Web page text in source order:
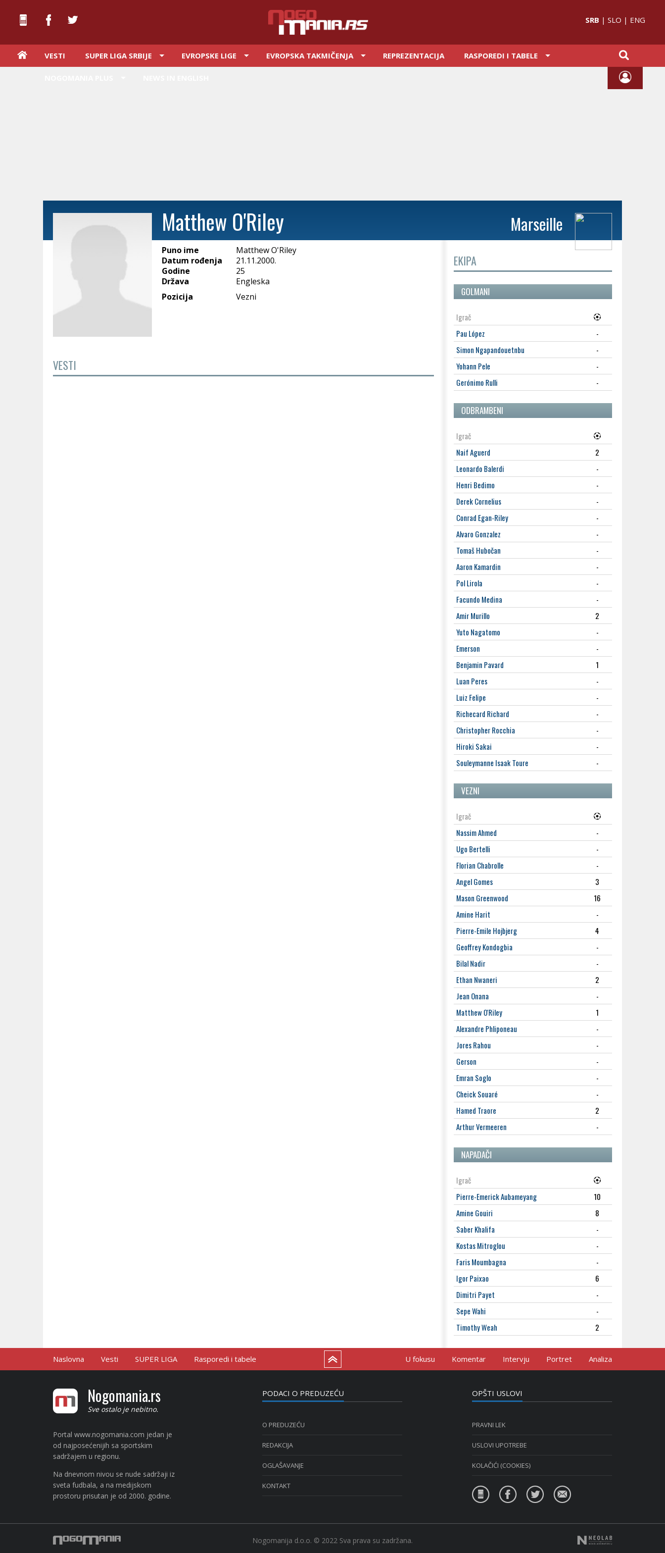
SRB | SLO | ENG
VESTI SUPER LIGA SRBIJE EVROPSKE LIGE EVROPSKA TAKMIČENJA REPREZENTACIJA RASPOREDI I TABELE
EKIPA
GOLMANI
Igrač
Pau López
-
Simon Ngapandouetnbu
-
Yohann Pele
-
Gerónimo Rulli
-
ODBRAMBENI
Igrač
Naif Aguerd
2
Leonardo Balerdi
-
Henri Bedimo
-
Derek Cornelius
-
Conrad Egan-Riley
-
Alvaro Gonzalez
-
Tomaš Hubočan
-
Aaron Kamardin
-
Pol Lirola
-
Facundo Medina
-
Amir Murillo
2
Yuto Nagatomo
-
Emerson
-
Benjamin Pavard
1
Luan Peres
-
Luiz Felipe
-
Richecard Richard
-
Christopher Rocchia
-
Hiroki Sakai
-
Souleymanne Isaak Toure
-
VEZNI
Igrač
Nassim Ahmed
-
Ugo Bertelli
-
Florian Chabrolle
-
Angel Gomes
3
Mason Greenwood
16
Amine Harit
-
Pierre-Emile Hojbjerg
4
Geoffrey Kondogbia
-
Bilal Nadir
-
Ethan Nwaneri
2
Jean Onana
-
Matthew O'Riley
1
Alexandre Phliponeau
-
Jores Rahou
-
Gerson
-
Emran Soglo
-
Cheick Souaré
-
Hamed Traore
2
Arthur Vermeeren
-
NAPADAČI
Igrač
Pierre-Emerick Aubameyang
10
Amine Gouiri
8
Saber Khalifa
-
Kostas Mitroglou
-
Faris Moumbagna
-
Igor Paixao
6
Dimitri Payet
-
Sepe Wahi
-
Timothy Weah
2
Matthew O'Riley Marseille
Puno ime
Matthew O'Riley
Datum rođenja
21.11.2000.
Godine
25
Država
Engleska
Pozicija
Vezni
VESTI
Naslovna Vesti SUPER LIGA Rasporedi i tabele U fokusu Komentar Intervju Portret Analiza
Nogomania.rs
Sve ostalo je nebitno.
Portal www.nogomania.com jedan je
od najposećenijih sa sportskim
sadržajem u regionu.
Na dnevnom nivou se nude sadržaji iz
sveta fudbala, a na medijskom
prostoru prisutan je od 2000. godine.
PODACI O PREDUZEĆU
O PREDUZEĆU
REDAKCIJA
OGLAŠAVANJE
KONTAKT
OPŠTI USLOVI
PRAVNI LEK
USLOVI UPOTREBE
KOLAČIĆI (COOKIES)
Nogomanija d.o.o. © 2022 Sva prava su zadržana.